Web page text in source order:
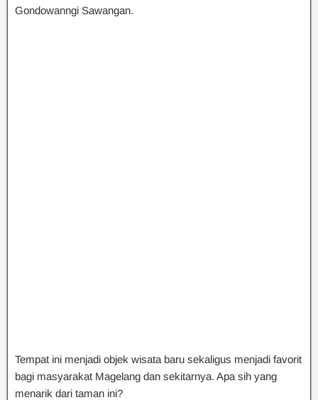
Gondowanngi Sawangan.
Tempat ini menjadi objek wisata baru sekaligus menjadi favorit
bagi masyarakat Magelang dan sekitarnya. Apa sih yang
menarik dari taman ini?